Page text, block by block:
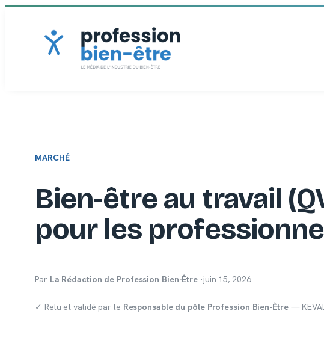
MARCHÉ
Bien-être au travail
pour les
Par La Rédaction de Profession Bien-Être ·juin 15, 2026
✓ Relu et validé par le Responsable du pôle Profession Bien-Être—